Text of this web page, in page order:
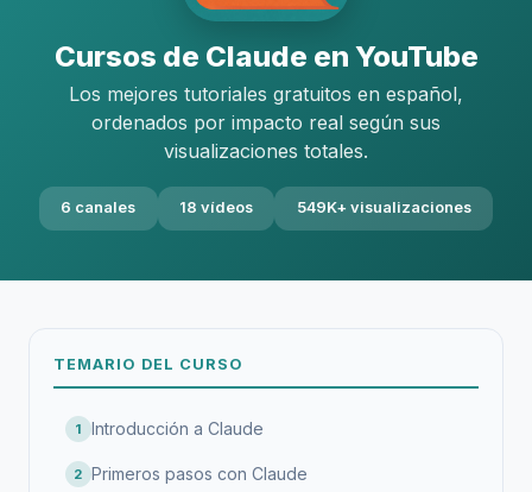
Cursos de Claude en YouTube
Los mejores tutoriales gratuitos en español,
ordenados por impacto real según sus
visualizaciones totales.
6 canales 18 vídeos 549K+ visualizaciones
TEMARIO DEL CURSO
1 Introducción a Claude
2 Primeros pasos con Claude